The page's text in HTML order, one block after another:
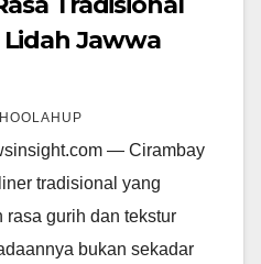
Jawwa
— Cirambay
tradisional yang
rasa gurih dan tekstur
bukan sekadar